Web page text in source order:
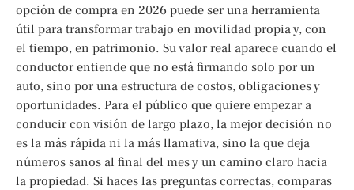
opción de compra en 2026 puede ser una herramienta
útil para transformar trabajo en movilidad propia y, con
el tiempo, en patrimonio. Su valor real aparece cuando el
conductor entiende que no está firmando solo por un
auto, sino por una estructura de costos, obligaciones y
oportunidades. Para el público que quiere empezar a
conducir con visión de largo plazo, la mejor decisión no
es la más rápida ni la más llamativa, sino la que deja
números sanos al final del mes y un camino claro hacia
la propiedad. Si haces las preguntas correctas, comparas